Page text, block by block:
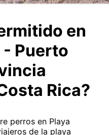
en
- Puerto
Rica?
perros en Playa
de la playa